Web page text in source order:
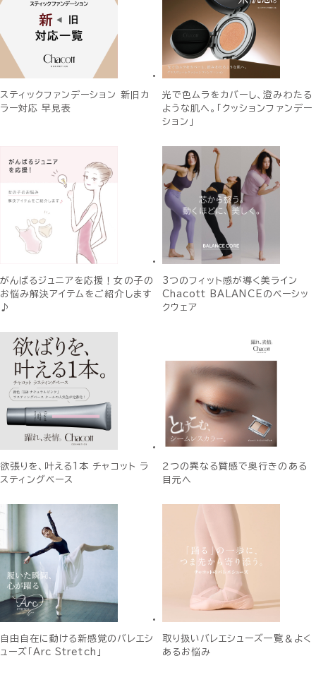
スティックファンデーション 新旧カ
ラー対応 早見表
光で色ムラをカバーし、澄みわたる
ような肌へ。「クッションファンデー
ション」
がんばるジュニアを応援！女の子の
お悩み解決アイテムをご紹介します
♪
3つのフィット感が導く美ライン
Chacott BALANCEのベーシッ
クウェア
欲張りを、叶える1本 チャコット ラ
スティングベース
２つの異なる質感で奥行きのある
目元へ
自由自在に動ける新感覚のバレエシ
ューズ「Arc Stretch」
取り扱いバレエシューズ一覧＆よく
あるお悩み